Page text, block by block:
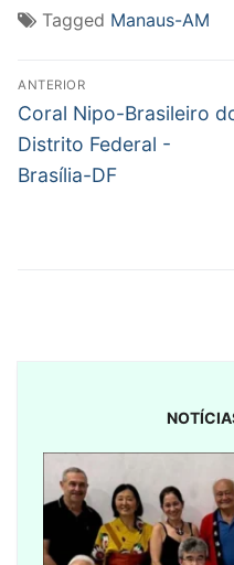
Tagged Manaus-AM
Navegação
de
Post
ANTERIOR
Post
anterior:
Coral Nipo-Brasileiro
Distrito Federal -
Brasília-DF